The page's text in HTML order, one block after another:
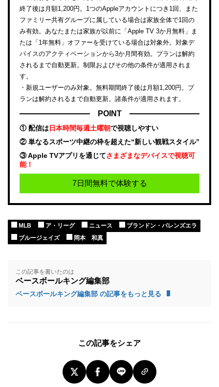
終了後は月額1,200円。1つのAppleアカウントにつき1回、また
ファミリー共有グループに属している場合は家族全体で1回の
み有効。あなたまたは家族が以前に「Apple TV 3か月無料」ま
たは「1年無料」オファーを受けている場合は対象外。対象デ
バイスのアクティベーションから3か月間有効。プランは解約
されるまで自動更新。制限およびその他の条件が適用されま
す。
・新規ユーザーのみ対象。無料期間終了後は月額1,200円。プ
ランは解約されるまで自動更新。諸条件が適用されます。
POINT
① 配信は日本時間毎週土曜朝で視聴しやすい
② 単なるスポーツ中継の枠を超えた“新しい観戦スタイル”
③ Apple TVアプリを通じてさまざまなデバイスで視聴可
能！
7日間無料で体験する
MLB ア・リーグ ニュース
ブランドン・バレンズエラ
ブルージェイズ
岡本 和真
この記事を書いたのは
ベースボールキング編集部
ベースボールキング編集部 の記事をもっと見る
この記事をシェア